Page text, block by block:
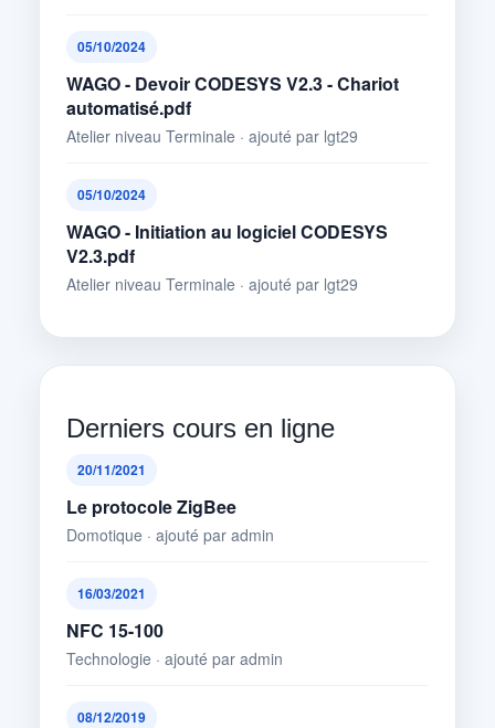
05/10/2024
WAGO - Devoir CODESYS V2.3 - Chariot
automatisé.pdf
Atelier niveau Terminale · ajouté par lgt29
05/10/2024
WAGO - Initiation au logiciel CODESYS
V2.3.pdf
Atelier niveau Terminale · ajouté par lgt29
Derniers cours en ligne
20/11/2021
Le protocole ZigBee
Domotique · ajouté par admin
16/03/2021
NFC 15-100
Technologie · ajouté par admin
08/12/2019